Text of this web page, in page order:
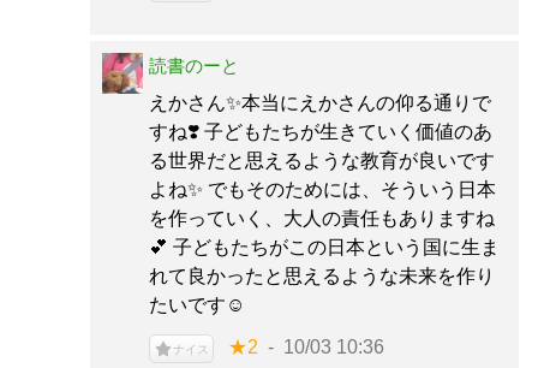
読書のーと
えかさん✨本当にえかさんの仰る通りで
すね❣️ 子どもたちが生きていく価値のあ
る世界だと思えるような教育が良いです
よね✨ でもそのためには、そういう日本
を作っていく、大人の責任もありますね
💕 子どもたちがこの日本という国に生ま
れて良かったと思えるような未来を作り
たいです☺️
ナイス ★2 10/03 10:36